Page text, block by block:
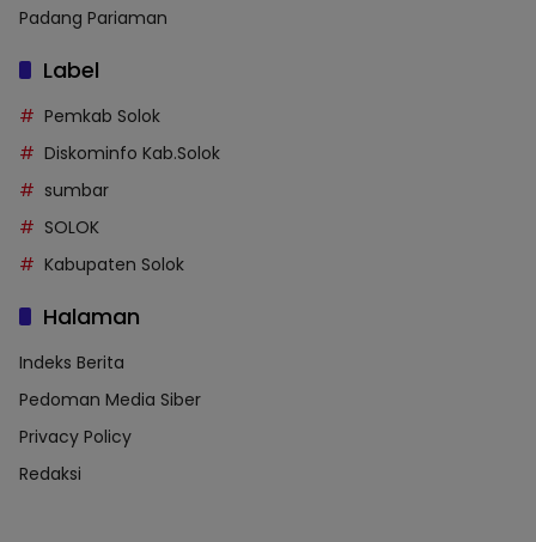
Padang Pariaman
Label
Pemkab Solok
Diskominfo Kab.Solok
sumbar
SOLOK
Kabupaten Solok
Halaman
Indeks Berita
Pedoman Media Siber
Privacy Policy
Redaksi